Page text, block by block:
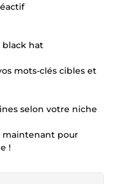
black hat
mots-clés cibles et
selon votre niche
maintenant pour
!